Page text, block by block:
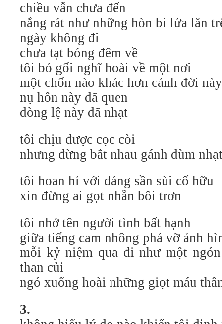
chiều vẫn chưa đến
nắng rát như những hòn bi lửa lăn
ngày không đi
chưa tạt bóng đêm về
tôi bó gối nghĩ hoài về một nơi
một chốn nào khác hơn cảnh đời
nụ hôn này đã quen
dòng lệ này đã nhạt
tôi chịu được cọc còi
nhưng đừng bắt nhau gánh đùm
tôi hoan hỉ với dáng sần sùi cố hữu
xin đừng ai gọt nhẵn bôi trơn
tôi nhớ tên người tình bất hạnh
giữa tiếng cam nhông phá vỡ ảnh
mỗi kỷ niệm qua đi như một
than củi
ngó xuống hoài những giọt máu
3.